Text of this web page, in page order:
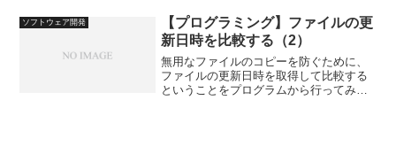
が多すぎてどれを使ったらいいか迷うく
らいです。と思っていま...
ソフトウェア開発
【プログラミング】ファイルの更
新日時を比較する（2）
無用なファイルのコピーを防ぐために、
ファイルの更新日時を取得して比較する
ということをプログラムから行ってみ